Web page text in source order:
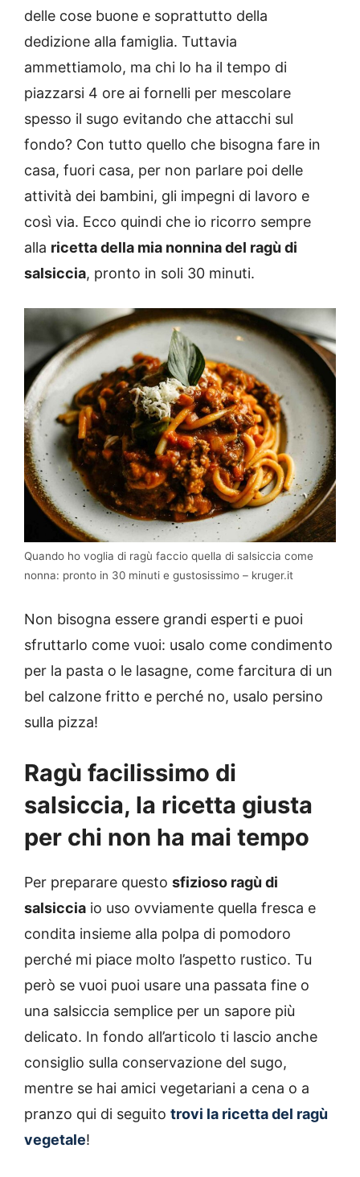
delle cose buone e soprattutto della
dedizione alla famiglia. Tuttavia
ammettiamolo, ma chi lo ha il tempo di
piazzarsi 4 ore ai fornelli per mescolare
spesso il sugo evitando che attacchi sul
fondo? Con tutto quello che bisogna fare in
casa, fuori casa, per non parlare poi delle
attività dei bambini, gli impegni di lavoro e
così via. Ecco quindi che io ricorro sempre
alla ricetta della mia nonnina del ragù di
salsiccia, pronto in soli 30 minuti.
Quando ho voglia di ragù faccio quella di salsiccia come
nonna: pronto in 30 minuti e gustosissimo – kruger.it
Non bisogna essere grandi esperti e puoi
sfruttarlo come vuoi: usalo come condimento
per la pasta o le lasagne, come farcitura di un
bel calzone fritto e perché no, usalo persino
sulla pizza!
Ragù facilissimo di
salsiccia, la ricetta giusta
per chi non ha mai tempo
Per preparare questo sfizioso ragù di
salsiccia io uso ovviamente quella fresca e
condita insieme alla polpa di pomodoro
perché mi piace molto l’aspetto rustico. Tu
però se vuoi puoi usare una passata fine o
una salsiccia semplice per un sapore più
delicato. In fondo all’articolo ti lascio anche
consiglio sulla conservazione del sugo,
mentre se hai amici vegetariani a cena o a
pranzo qui di seguito trovi la ricetta del ragù
vegetale!